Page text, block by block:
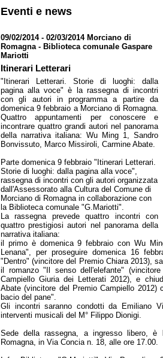
Eventi e news
09/02/2014 - 02/03/2014 Morciano di
Romagna - Biblioteca comunale Gaspare
Mariotti
Itinerari Letterari
"Itinerari Letterari. Storie di luoghi: dalla
pagina alla voce" è la rassegna di incontri
con gli autori in programma a partire da
domenica 9 febbraio a Morciano di Romagna.
Quattro appuntamenti per conoscere e
incontrare quattro grandi autori nel panorama
della narrativa italiana: Wu Ming 1, Sandro
Bonvissuto, Marco Missiroli, Carmine Abate.
Parte domenica 9 febbraio "Itinerari Letterari.
Storie di luoghi: dalla pagina alla voce",
rassegna di incontri con gli autori organizzata
dall'Assessorato alla Cultura del Comune di
Morciano di Romagna in collaborazione con
la Biblioteca comunale "G.Mariotti".
La rassegna prevede quattro incontri con
quattro prestigiosi autori nel panorama della
narrativa italiana:
il primo è domenica 9 febbraio con Wu
Lenana", per proseguire domenica 16
"Dentro" (vincitore del Premio Chiara 2013),
il romanzo "Il senso dell'elefante"
Campiello Giuria dei Letterati 2012), e
Abate (vincitore del Premio Campiello 2012)
bacio del pane".
Gli incontri saranno condotti da Emiliano
interventi musicali del M° Filippo Dionigi.
Sede della rassegna, a ingresso libero,
Romagna, in Via Concia n. 18, alle ore 17.00.